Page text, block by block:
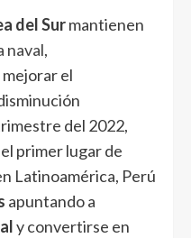
del Surmantienen
naval,
mejorar el
del 2022,
primer lugar de
Latinoamérica, Perú
apuntando a
y convertirse en